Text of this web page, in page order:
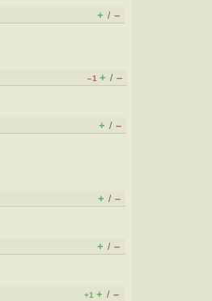
+ / –
–1 + / –
+ / –
+ / –
+ / –
+1 + / –